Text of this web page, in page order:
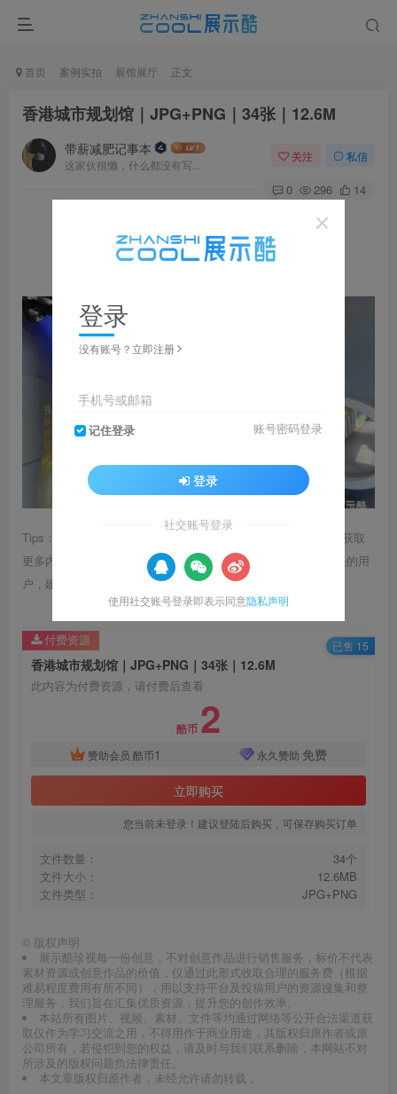
首页 案例实拍 展馆展厅 正文
香港城市规划馆｜JPG+PNG｜34张｜12.6M
带薪减肥记事本
这家伙很懒，什么都没有写...
关注 私信
0 296 14
▼ 图片点击放大，左右滑动浏览，全套资源可下载获取 ▼
Tips：1.内容图片或视频可能会有压缩，若文章提供下载服务，获取
更多内容（无展示酷水印）可在下方下载； 2.没有百度网盘会员的用
户，建议用123云盘可获得更快的下载速度。
香港城市规划馆｜JPG+PNG｜34张｜12.6M
此内容为付费资源，请付费后查看
酷币 2
赞助会员 酷币1 永久赞助 免费
立即购买
您当前未登录！建议登陆后购买，可保存购买订单
文件数量：
34个
文件大小：
12.6MB
文件类型：
JPG+PNG
付费资源 已售 15
© 版权声明
展示酷珍视每一份创意，不对创意作品进行销售服务，标价不代表
素材资源或创意作品的价值，仅通过此形式收取合理的服务费（根据
难易程度费用有所不同），用以支持平台及投稿用户的资源搜集和整
理服务，我们旨在汇集优质资源，提升您的创作效率。
本站所有图片、视频、素材、文件等均通过网络等公开合法渠道获
取仅作为学习交流之用，不得用作于商业用途，其版权归原作者或原
公司所有，若侵犯到您的权益，请及时与我们联系删除，本网站不对
所涉及的版权问题负法律责任。
本文章版权归原作者，未经允许请勿转载 。
登录
没有账号？立即注册
手机号或邮箱
记住登录 账号密码登录
登录
社交账号登录
使用社交账号登录即表示同意隐私声明